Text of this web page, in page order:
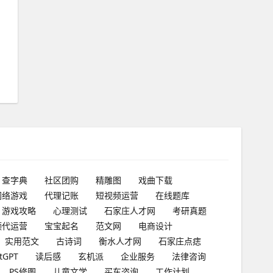
查字典 社区团购 精雕图
戏曲下载
游戏
代理记账 短视频运营
在线题库
游戏攻略
心理测试 石家庄人才网
考研真题
运营
宝宝起名 范文网
电商设计
实用范文
古诗词 衡水人才网
石家庄点痣
读后感 玄机派 企业服务
法律咨询